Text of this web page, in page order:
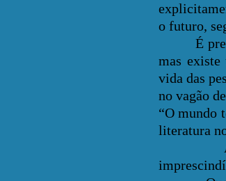
o futuro,
É
mas existe
vida das
no vagão
“O mundo
literatura
Apesar